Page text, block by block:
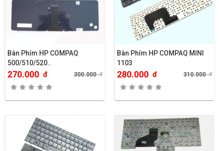
Bàn Phím HP COMPAQ
500/510/520..
270.000 đ 300.000đ
Bàn Phím HP COMPAQ MINI
1103
280.000 đ 310.000đ